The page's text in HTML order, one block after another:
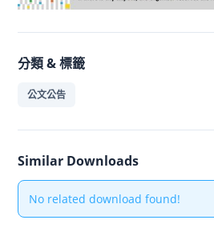
分類 & 標籤
公文公告
Similar Downloads
No related download found!